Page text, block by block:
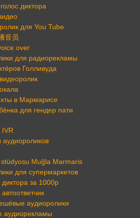
диктора
для You Tube
音员
over
для радиорекламы
Голливуда
в Мармарисе
для гендер пати
IVR
stüdyosu Muğla Marmaris
для супермаркетов
диктора за 1000р
аудиоролики
аудиорекламы